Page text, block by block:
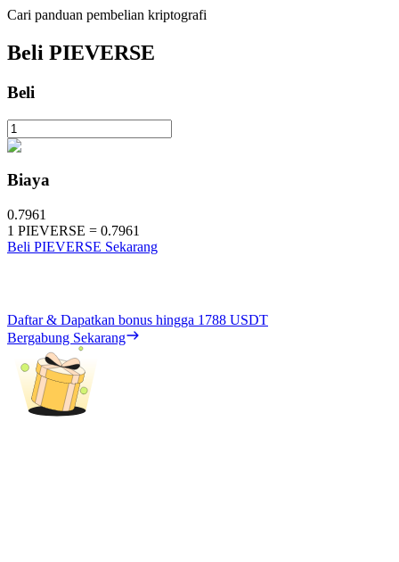
Cari panduan pembelian kriptografi
Beli PIEVERSE
Beli
Biaya
0.7961
1 PIEVERSE = 0.7961
Beli PIEVERSE Sekarang
Daftar & Dapatkan bonus hingga 1788 USDT
Bergabung Sekarang